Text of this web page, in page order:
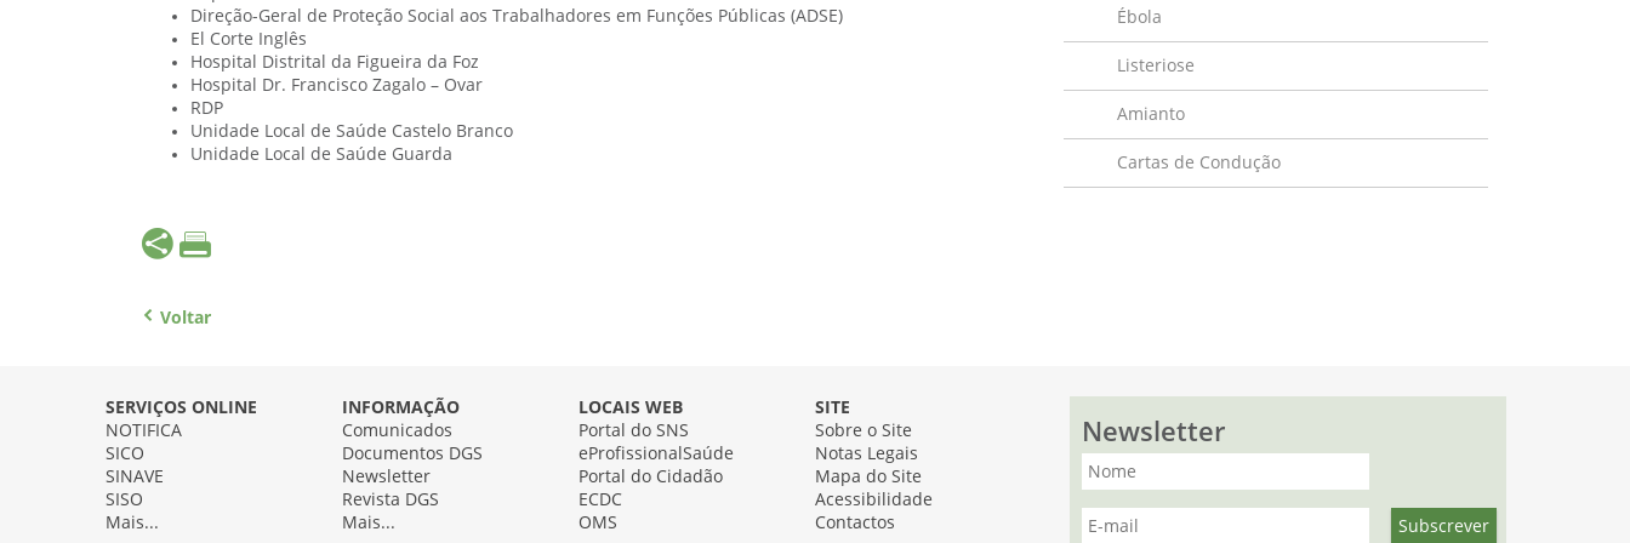
Direção-Geral de Proteção Social aos Trabalhadores em Funções Públicas (ADSE)
El Corte Inglês
Hospital Distrital da Figueira da Foz
Hospital Dr. Francisco Zagalo – Ovar
RDP
Unidade Local de Saúde Castelo Branco
Unidade Local de Saúde Guarda
Voltar
Ébola
Listeriose
Amianto
Cartas de Condução
SERVIÇOS ONLINE
NOTIFICA
SICO
SINAVE
SISO
Mais...
INFORMAÇÃO
Comunicados
Documentos DGS
Newsletter
Revista DGS
Mais...
LOCAIS WEB
Portal do SNS
eProfissionalSaúde
Portal do Cidadão
ECDC
OMS
SITE
Sobre o Site
Notas Legais
Mapa do Site
Acessibilidade
Contactos
Newsletter